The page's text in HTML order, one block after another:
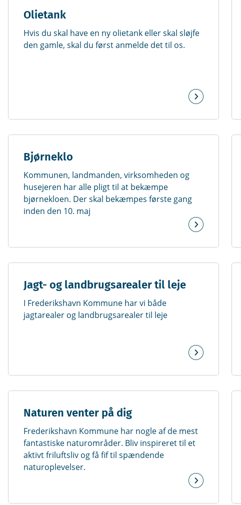
Olietank
Hvis du skal have en ny olietank eller skal sløjfe
den gamle, skal du først anmelde det til os.
Bjørneklo
Kommunen, landmanden, virksomheden og
husejeren har alle pligt til at bekæmpe
bjørnekloen. Der skal bekæmpes første gang
inden den 10. maj
Jagt- og landbrugsarealer til leje
I Frederikshavn Kommune har vi både
jagtarealer og landbrugsarealer til leje
Naturen venter på dig
Frederikshavn Kommune har nogle af de mest
fantastiske naturområder. Bliv inspireret til et
aktivt friluftsliv og få fif til spændende
naturoplevelser.